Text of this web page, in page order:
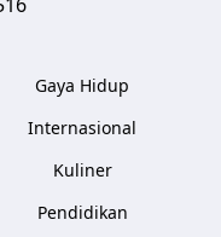
Gaya Hidup
Internasional
Kuliner
Pendidikan